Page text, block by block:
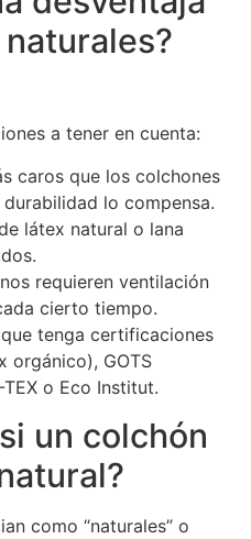
a tener en cuenta:
caros que los colchones
lo compensa.
látex natural o lana
requieren ventilación
cierto tiempo.
tenga certificaciones
orgánico), GOTS
o Eco Institut.
un colchón
como “naturales” o